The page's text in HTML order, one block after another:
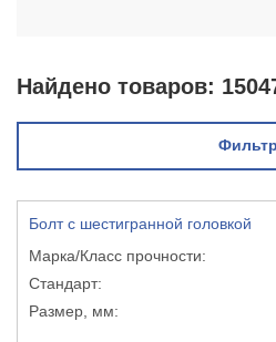
Найдено товаров:
Фильтр
Болт с шестигранной головкой